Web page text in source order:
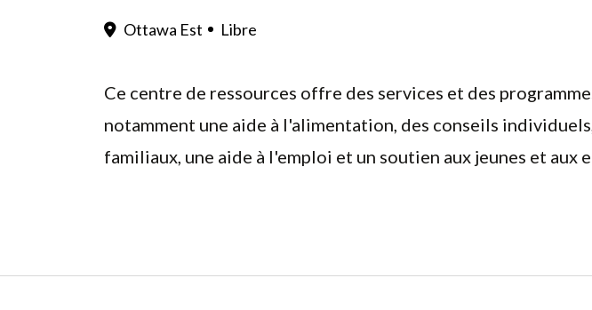
Ottawa Est Libre
Ce centre de ressources offre des services et des
notamment une aide à l'alimentation, des conseils
familiaux, une aide à l'emploi et un soutien aux jeunes et aux